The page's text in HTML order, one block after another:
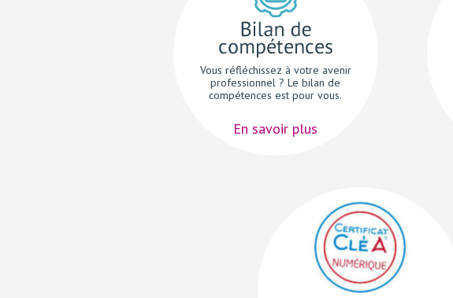
Vous réfléchissez à votre avenir
professionnel ? Le bilan de
compétences est pour vous.
En savoir plus